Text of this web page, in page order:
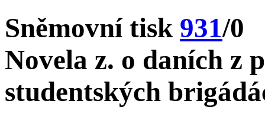
Sněmovní tisk 931/0
Novela z. o daních z
studentských